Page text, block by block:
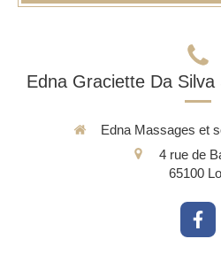
Edna Graciette Da
Edna Massages et
4 rue de
65100